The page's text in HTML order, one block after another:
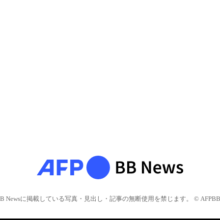
Newsに掲載している写真・見出し・記事の無断使用を禁じます。 © AFPBB